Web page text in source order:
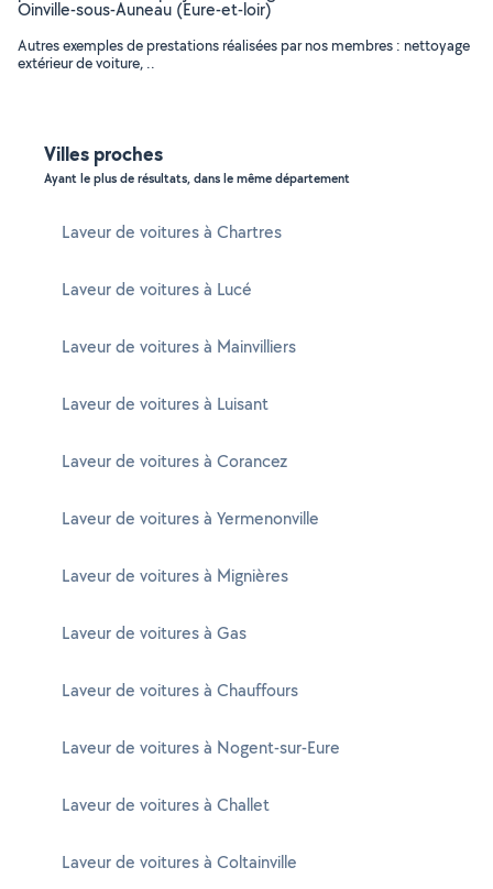
Oinville-sous-Auneau (Eure-et-loir)
Autres exemples de prestations réalisées par nos membres : nettoyage
extérieur de voiture, ..
Villes proches
Ayant le plus de résultats, dans le même département
Laveur de voitures à Chartres
Laveur de voitures à Lucé
Laveur de voitures à Mainvilliers
Laveur de voitures à Luisant
Laveur de voitures à Corancez
Laveur de voitures à Yermenonville
Laveur de voitures à Mignières
Laveur de voitures à Gas
Laveur de voitures à Chauffours
Laveur de voitures à Nogent-sur-Eure
Laveur de voitures à Challet
Laveur de voitures à Coltainville